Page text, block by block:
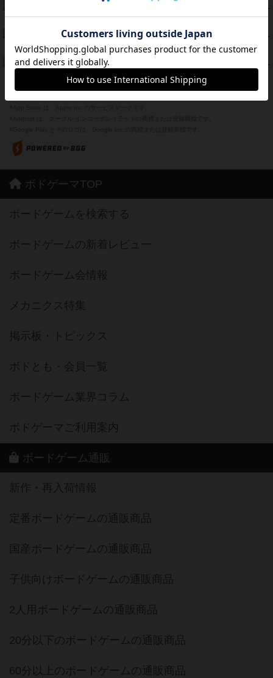
PT
紹介文あり 1件の投稿
PT
Bitter End ブタペスト救出作戦
42 PT
ドコジャン
ボドゲーマTOP
ボードゲームを検索する
ボードゲームの新着レビュー
ボードゲーム会情報
メカニクス特集
掲示板・トピックス
ボドとも・会員一覧
ボードゲーム業界コラム
ボドゲーマご利用案内
ボードゲーム通販
新作・再入荷情報
定番ボードゲームの通販商品
国産ボードゲームの通販商品
子供向けボードゲームの通販商品
2人用ボードゲームの通販商品
20分以下のボードゲームの通販商品
60分以上のボードゲームの通販商品